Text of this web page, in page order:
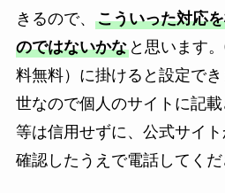
きるので、 こういった対応
のではないかなと思います
料無料）に掛けると設定で
世なので個人のサイトに記
等は信用せずに、公式サイ
確認したうえで電話してくだ